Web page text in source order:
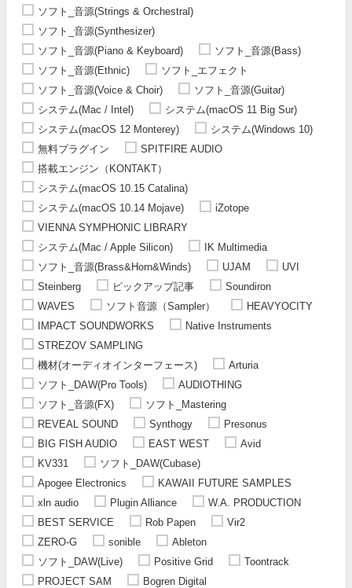
ソフト_音源(Strings & Orchestral)
ソフト_音源(Synthesizer)
ソフト_音源(Piano & Keyboard)
ソフト_音源(Bass)
ソフト_音源(Ethnic)
ソフト_エフェクト
ソフト_音源(Voice & Choir)
ソフト_音源(Guitar)
システム(Mac / Intel)
システム(macOS 11 Big Sur)
システム(macOS 12 Monterey)
システム(Windows 10)
無料プラグイン
SPITFIRE AUDIO
搭載エンジン（KONTAKT）
システム(macOS 10.15 Catalina)
システム(macOS 10.14 Mojave)
iZotope
VIENNA SYMPHONIC LIBRARY
システム(Mac / Apple Silicon)
IK Multimedia
ソフト_音源(Brass&Horn&Winds)
UJAM
UVI
Steinberg
ピックアップ記事
Soundiron
WAVES
ソフト音源（Sampler）
HEAVYOCITY
IMPACT SOUNDWORKS
Native Instruments
STREZOV SAMPLING
機材(オーディオインターフェース)
Arturia
ソフト_DAW(Pro Tools)
AUDIOTHING
ソフト_音源(FX)
ソフト_Mastering
REVEAL SOUND
Synthogy
Presonus
BIG FISH AUDIO
EAST WEST
Avid
KV331
ソフト_DAW(Cubase)
Apogee Electronics
KAWAII FUTURE SAMPLES
xln audio
Plugin Alliance
W.A. PRODUCTION
BEST SERVICE
Rob Papen
Vir2
ZERO-G
sonible
Ableton
ソフト_DAW(Live)
Positive Grid
Toontrack
PROJECT SAM
Bogren Digital